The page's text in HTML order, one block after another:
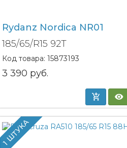
Rydanz Nordica NR01
185/65/R15 92T
Код товара: 15873193
3 390 руб.
1 ШТУКА